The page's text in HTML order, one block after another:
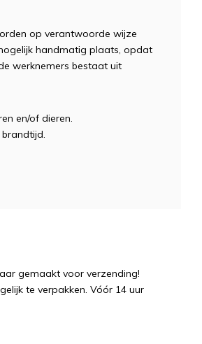
op verantwoorde wijze
handmatig plaats, opdat
werknemers bestaat uit
en/of dieren.
gemaakt voor verzending!
te verpakken. Vóór 14 uur